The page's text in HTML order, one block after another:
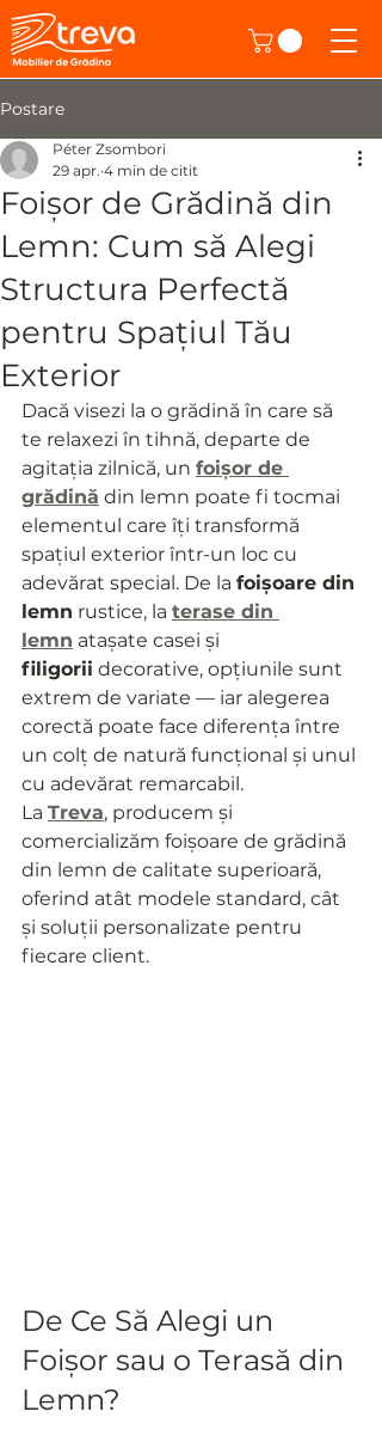
Postare
Foișor de Grădină din
Lemn: Cum să Alegi
Structura Perfectă
pentru Spațiul Tău
Exterior
Péter Zsombori
29 apr. 4 min de citit
Dacă visezi la o grădină în care să
te relaxezi în tihnă, departe de
agitația zilnică, un foișor de
grădină din lemn poate fi tocmai
elementul care îți transformă
spațiul exterior într-un loc cu
adevărat special. De la foișoare din
lemn rustice, la terase din
lemn atașate casei și
filigorii decorative, opțiunile sunt
extrem de variate — iar alegerea
corectă poate face diferența între
un colț de natură funcțional și unul
cu adevărat remarcabil.
La Treva, producem și
comercializăm foișoare de grădină
din lemn de calitate superioară,
oferind atât modele standard, cât
și soluții personalizate pentru
fiecare client.
De Ce Să Alegi un
Foișor sau o Terasă din
Lemn?